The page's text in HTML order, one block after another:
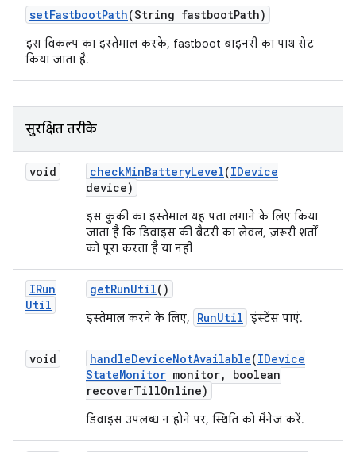
setFastbootPath(String fastbootPath)
इस विकल्प का इस्तेमाल करके, fastboot बाइनरी का पाथ सेट
किया जाता है.
सुरक्षित तरीके
void checkMinBatteryLevel(IDevice
device)
इस कुकी का इस्तेमाल यह पता लगाने के लिए किया
जाता है कि डिवाइस की बैटरी का लेवल, ज़रूरी शर्तों
को पूरा करता है या नहीं
IRun
Util
getRunUtil()
इस्तेमाल करने के लिए, RunUtil इंस्टेंस पाएं.
void handleDeviceNotAvailable(IDevice
StateMonitor monitor,
boolean
recoverTillOnline)
डिवाइस उपलब्ध न होने पर, स्थिति को मैनेज करें.